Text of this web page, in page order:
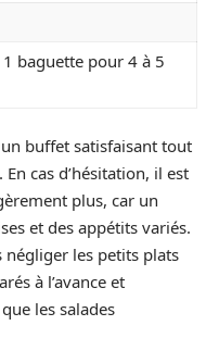
baguette pour 4 à 5
buffet satisfaisant tout
cas d’hésitation, il est
plus, car un
et des appétits variés.
négliger les petits plats
à l’avance et
les salades